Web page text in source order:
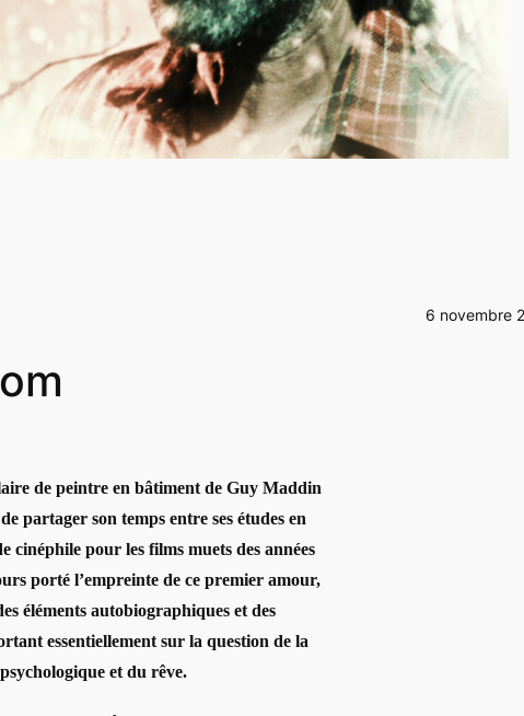
6 novembre
de peintre en bâtiment de Guy Maddin
partager son temps entre ses études en
cinéphile pour les films muets des années
porté l’empreinte de ce premier amour,
éléments autobiographiques et des
essentiellement sur la question de la
et du rêve.